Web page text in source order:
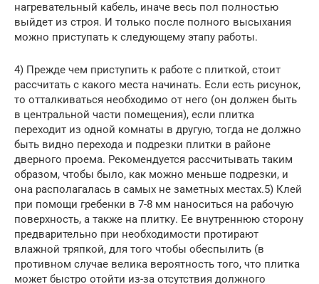
нагревательный кабель, иначе весь пол полностью
выйдет из строя. И только после полного высыхания
можно приступать к следующему этапу работы.
4) Прежде чем приступить к работе с плиткой, стоит
рассчитать с какого места начинать. Если есть рисунок,
то отталкиваться необходимо от него (он должен быть
в центральной части помещения), если плитка
переходит из одной комнаты в другую, тогда не должно
быть видно перехода и подрезки плитки в районе
дверного проема. Рекомендуется рассчитывать таким
образом, чтобы было, как можно меньше подрезки, и
она располагалась в самых не заметных местах.5) Клей
при помощи гребенки в 7-8 мм наноситься на рабочую
поверхность, а также на плитку. Ее внутреннюю сторону
предварительно при необходимости протирают
влажной тряпкой, для того чтобы обеспылить (в
противном случае велика вероятность того, что плитка
может быстро отойти из-за отсутствия должного